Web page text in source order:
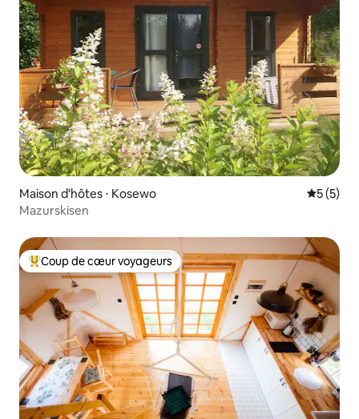
Maison d'hôtes ⋅ Kosewo
5 (5)
Mazurskisen
Coups de cœur voyageurs les plus appréciés
Coup de cœur voyageurs